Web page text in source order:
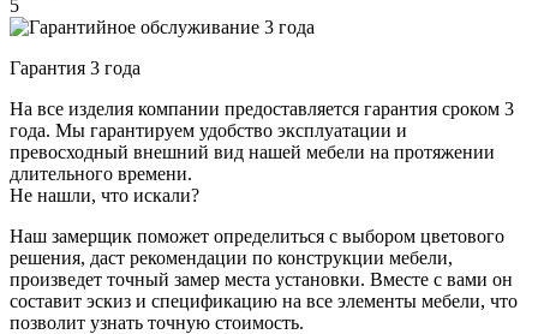
5
Гарантия 3 года
На все изделия компании предоставляется гарантия сроком 3
года. Мы гарантируем удобство эксплуатации и
превосходный внешний вид нашей мебели на протяжении
длительного времени.
Не нашли, что искали?
Наш замерщик поможет определиться с выбором цветового
решения, даст рекомендации по конструкции мебели,
произведет точный замер места установки. Вместе с вами он
составит эскиз и спецификацию на все элементы мебели, что
позволит узнать точную стоимость.